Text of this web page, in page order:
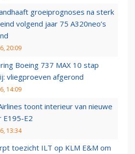
groeiprognoses na sterk
volgend jaar 75 A320neo’s
20:09
Boeing 737 MAX 10 stap
vliegproeven afgerond
14:09
toont interieur van nieuwe
E195-E2
13:34
toezicht ILT op KLM E&M om